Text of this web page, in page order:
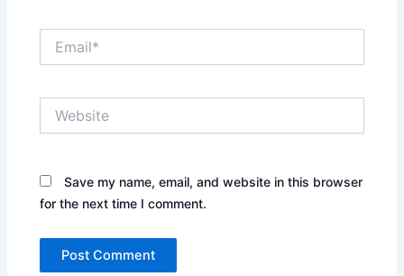
Save my name, email, and website in this browser
for the next time I comment.